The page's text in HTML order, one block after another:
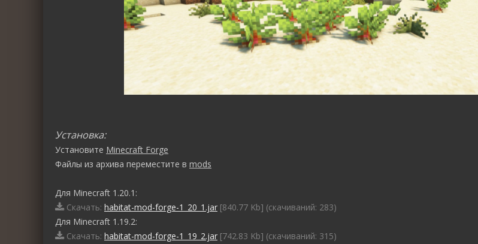
Установка:
Установите Minecraft Forge
Файлы из архива переместите в mods
Для Minecraft 1.20.1:
Скачать: habitat-mod-forge-1_20_1.jar [840.77 Kb] (cкачиваний: 283)
Для Minecraft 1.19.2:
Скачать: habitat-mod-forge-1_19_2.jar [742.83 Kb] (cкачиваний: 315)